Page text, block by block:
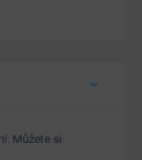
Můžete si